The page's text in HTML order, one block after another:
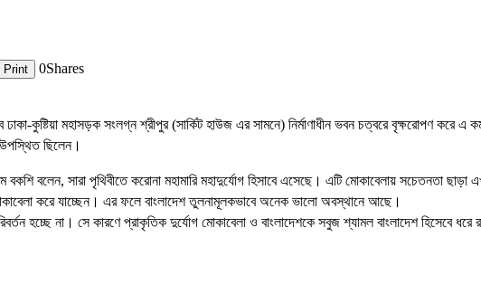
Print 0Shares
কুষ্টিয়া মহাসড়ক সংলগ্ন শ্রীপুর (সার্কিট হাউজ এর সামনে) নির্মাণাধীন ভবন চত্বরে বৃক্ষরোপণ করে এ
উপস্থিত ছিলেন।
বলেন, সারা পৃথিবীতে করোনা মহামারি মহাদুর্যোগ হিসাবে এসেছে। এটি মোকাবেলায় সচেতনতা
করে যাচ্ছেন। এর ফলে বাংলাদেশ তুলনামূলকভাবে অনেক ভালো অবস্থানে আছে।
হচ্ছে না। সে কারণে প্রাকৃতিক দুর্যোগ মোকাবেলা ও বাংলাদেশকে সবুজ শ্যামল বাংলাদেশ হিসেবে ধরে